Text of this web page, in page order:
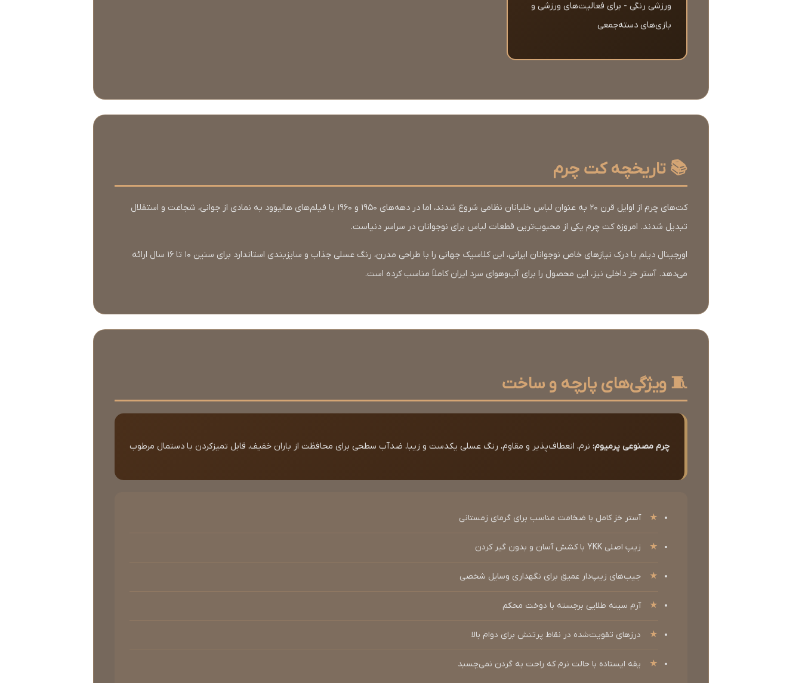
ورزشی رنگی - برای فعالیت‌های ورزشی و
بازی‌های دسته‌جمعی
📚 تاریخچه کت چرم
کت‌های چرم از اوایل قرن 20 به عنوان لباس خلبانان نظامی شروع شدند، اما در دهه‌های 1950 و 1960 با فیلم‌های هالیوود به نمادی از جوانی، شجاعت و استقلال
تبدیل شدند. امروزه کت چرم یکی از محبوب‌ترین قطعات لباس برای نوجوانان در سراسر دنیاست.
اورجینال دیلم با درک نیازهای خاص نوجوانان ایرانی، این کلاسیک جهانی را با طراحی مدرن، رنگ عسلی جذاب و سایزبندی استاندارد برای سنین 10 تا 16 سال ارائه
می‌دهد. آستر خز داخلی نیز، این محصول را برای آب‌وهوای سرد ایران کاملاً مناسب کرده است.
🧵 ویژگی‌های پارچه و ساخت
چرم مصنوعی پرمیوم: نرم، انعطاف‌پذیر و مقاوم، رنگ عسلی یکدست و زیبا، ضدآب سطحی برای محافظت از باران خفیف، قابل تمیزکردن با دستمال مرطوب
آستر خز کامل با ضخامت مناسب برای گرمای زمستانی
زیپ اصلی YKK با کشش آسان و بدون گیر کردن
جیب‌های زیپ‌دار عمیق برای نگهداری وسایل شخصی
آرم سینه طلایی برجسته با دوخت محکم
درزهای تقویت‌شده در نقاط پرتنش برای دوام بالا
یقه ایستاده با حالت نرم که راحت به گردن نمی‌چسبد